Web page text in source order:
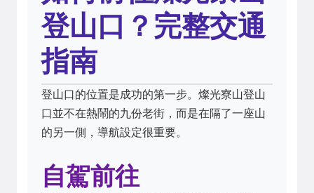
登山口？完整交通
指南
登山口的位置是成功的第一步。燦光寮山登山
口並不在熱鬧的九份老街，而是在隔了一座山
的另一側，導航設定很重要。
自駕前往